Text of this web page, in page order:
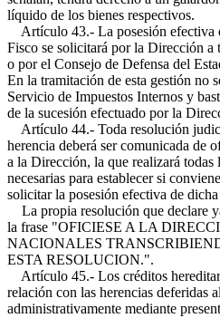
líquido de los bienes respectivos.
Artículo 43.- La posesión efectiva
Fisco se solicitará por la Dirección a
o por el Consejo de Defensa del
En la tramitación de esta gestión no
Servicio de Impuestos Internos y
de la sucesión efectuado por la
Artículo 44.- Toda resolución
herencia deberá ser comunicada de
a la Dirección, la que realizará
necesarias para establecer si
solicitar la posesión efectiva de
La propia resolución que declare
la frase "OFICIESE A LA
NACIONALES
ESTA RESOLUCION.".
Artículo 45.- Los créditos
relación con las herencias deferidas
administrativamente mediante